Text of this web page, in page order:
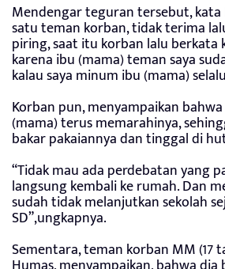
Mendengar teguran tersebut, kata
satu teman korban, tidak terima
piring, saat itu korban lalu berkata
karena ibu (mama) teman saya
kalau saya minum ibu (mama)
Korban pun, menyampaikan
(mama) terus memarahinya,
bakar pakaiannya dan tinggal di
“Tidak mau ada perdebatan yang
langsung kembali ke rumah. Dan
sudah tidak melanjutkan sekolah
SD”,ungkapnya.
Sementara, teman korban MM (17